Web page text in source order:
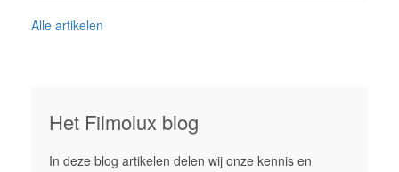
Alle artikelen
Het Filmolux blog
In deze blog artikelen delen wij onze kennis en